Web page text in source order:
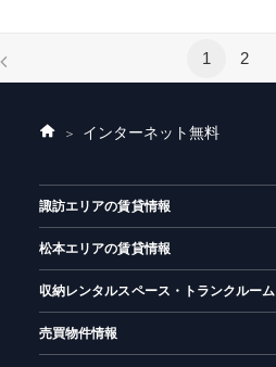
1 2
ホ
インターネット無料
諏訪エリアの賃貸情報
松本エリアの賃貸情報
収納レンタルスペース・トランクルーム
売買物件情報